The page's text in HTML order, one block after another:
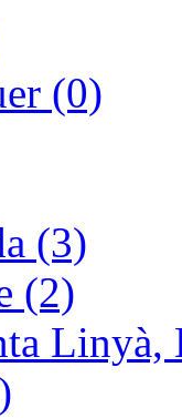
(0)
(3)
(2)
Linyà,